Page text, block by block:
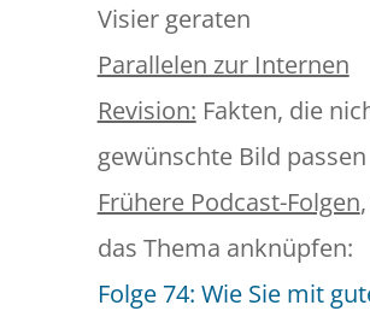
Visier geraten
Parallelen zur Internen
Revision: Fakten, die
gewünschte Bild passen
Frühere Podcast-Folgen
das Thema anknüpfen:
Folge 74: Wie Sie mit